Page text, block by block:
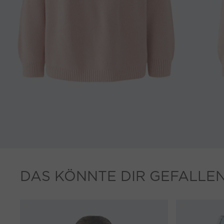
DAS KÖNNTE DIR